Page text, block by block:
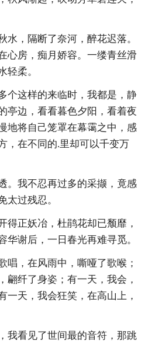
水，隔断了奈河，醉花迟落。
心房，痴月娇容。一缕青丝滑
轻柔。
个这样的来临时，我都是，静
亭边，看看暮色夕阳，看着夜
地将自己笼罩在幕霭之中，感
，在不同的.里却可以千变万
。我不忍再过多的采撷，竟感
太过残忍。
得正妖冶，杜鹃花却已颓靡，
华谢后，一日春光再难寻觅。
唱，在风雨中，嘶哑了歌喉；
翩纤了身姿；有一天，我会，
一天，我会狂笑，在高山上，
我看见了世间最的音符，那跳